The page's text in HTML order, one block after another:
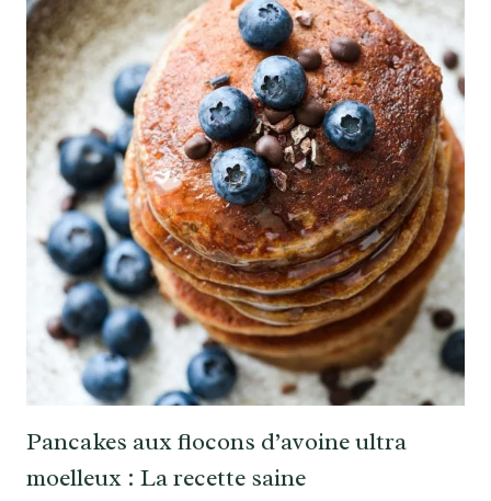
Pancakes aux flocons d’avoine ultra
moelleux : La recette saine